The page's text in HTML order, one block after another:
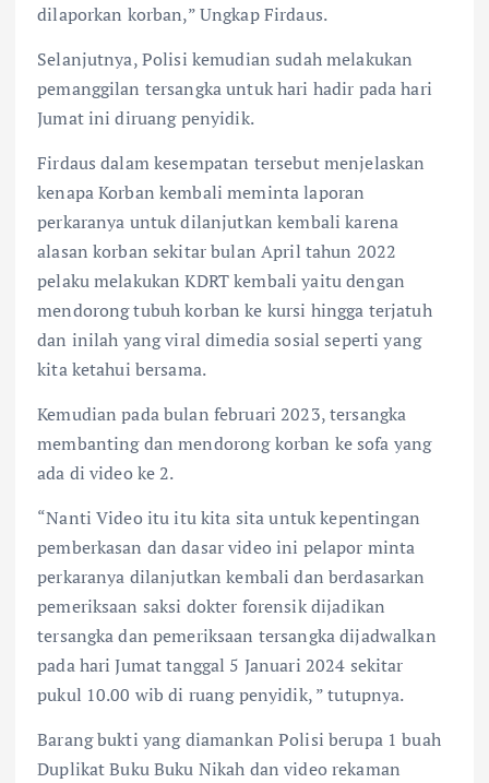
dilaporkan korban,” Ungkap Firdaus.
Selanjutnya, Polisi kemudian sudah melakukan
pemanggilan tersangka untuk hari hadir pada hari
Jumat ini diruang penyidik.
Firdaus dalam kesempatan tersebut menjelaskan
kenapa Korban kembali meminta laporan
perkaranya untuk dilanjutkan kembali karena
alasan korban sekitar bulan April tahun 2022
pelaku melakukan KDRT kembali yaitu dengan
mendorong tubuh korban ke kursi hingga terjatuh
dan inilah yang viral dimedia sosial seperti yang
kita ketahui bersama.
Kemudian pada bulan februari 2023, tersangka
membanting dan mendorong korban ke sofa yang
ada di video ke 2.
“Nanti Video itu itu kita sita untuk kepentingan
pemberkasan dan dasar video ini pelapor minta
perkaranya dilanjutkan kembali dan berdasarkan
pemeriksaan saksi dokter forensik dijadikan
tersangka dan pemeriksaan tersangka dijadwalkan
pada hari Jumat tanggal 5 Januari 2024 sekitar
pukul 10.00 wib di ruang penyidik, ” tutupnya.
Barang bukti yang diamankan Polisi berupa 1 buah
Duplikat Buku Buku Nikah dan video rekaman